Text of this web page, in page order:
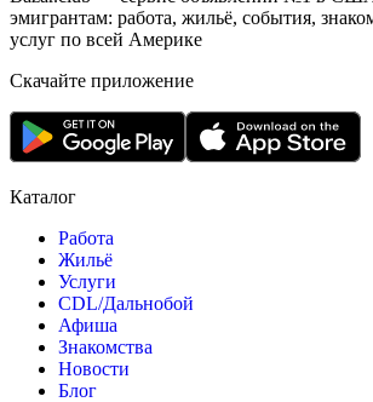
эмигрантам: работа, жильё, события,
услуг по всей Америке
Скачайте приложение
Каталог
Работа
Жильё
Услуги
CDL/Дальнобой
Афиша
Знакомства
Новости
Блог